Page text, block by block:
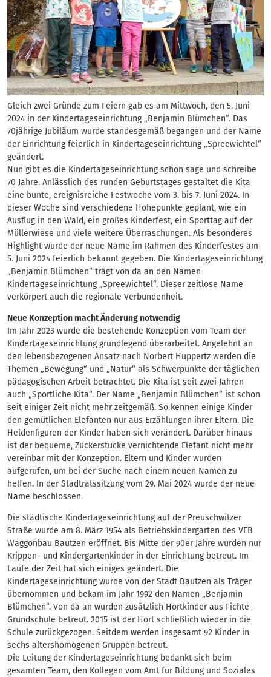
Gleich zwei Gründe zum Feiern gab es am Mittwoch, den 5. Juni
2024 in der Kindertageseinrichtung „Benjamin Blümchen“. Das
70jährige Jubiläum wurde standesgemäß begangen und der Name
der Einrichtung feierlich in Kindertageseinrichtung „Spreewichtel“
geändert.
Nun gibt es die Kindertageseinrichtung schon sage und schreibe
70 Jahre. Anlässlich des runden Geburtstages gestaltet die Kita
eine bunte, ereignisreiche Festwoche vom 3. bis 7. Juni 2024. In
dieser Woche sind verschiedene Höhepunkte geplant, wie ein
Ausflug in den Wald, ein großes Kinderfest, ein Sporttag auf der
Müllerwiese und viele weitere Überraschungen. Als besonderes
Highlight wurde der neue Name im Rahmen des Kinderfestes am
5. Juni 2024 feierlich bekannt gegeben. Die Kindertageseinrichtung
„Benjamin Blümchen“ trägt von da an den Namen
Kindertageseinrichtung „Spreewichtel“. Dieser zeitlose Name
verkörpert auch die regionale Verbundenheit.
Neue Konzeption macht Änderung notwendig
Im Jahr 2023 wurde die bestehende Konzeption vom Team der
Kindertageseinrichtung grundlegend überarbeitet. Angelehnt an
den lebensbezogenen Ansatz nach Norbert Huppertz werden die
Themen „Bewegung“ und „Natur“ als Schwerpunkte der täglichen
pädagogischen Arbeit betrachtet. Die Kita ist seit zwei Jahren
auch „Sportliche Kita“. Der Name „Benjamin Blümchen“ ist schon
seit einiger Zeit nicht mehr zeitgemäß. So kennen einige Kinder
den gemütlichen Elefanten nur aus Erzählungen ihrer Eltern. Die
Heldenfiguren der Kinder haben sich verändert. Darüber hinaus
ist der bequeme, Zuckerstücke vernichtende Elefant nicht mehr
vereinbar mit der Konzeption. Eltern und Kinder wurden
aufgerufen, um bei der Suche nach einem neuen Namen zu
helfen. In der Stadtratssitzung vom 29. Mai 2024 wurde der neue
Name beschlossen.
Die städtische Kindertageseinrichtung auf der Preuschwitzer
Straße wurde am 8. März 1954 als Betriebskindergarten des VEB
Waggonbau Bautzen eröffnet. Bis Mitte der 90er Jahre wurden nur
Krippen- und Kindergartenkinder in der Einrichtung betreut. Im
Laufe der Zeit hat sich einiges geändert. Die
Kindertageseinrichtung wurde von der Stadt Bautzen als Träger
übernommen und bekam im Jahr 1992 den Namen „Benjamin
Blümchen“. Von da an wurden zusätzlich Hortkinder aus Fichte-
Grundschule betreut. 2015 ist der Hort schließlich wieder in die
Schule zurückgezogen. Seitdem werden insgesamt 92 Kinder in
sechs altershomogenen Gruppen betreut.
Die Leitung der Kindertageseinrichtung bedankt sich beim
gesamten Team, den Kollegen vom Amt für Bildung und Soziales